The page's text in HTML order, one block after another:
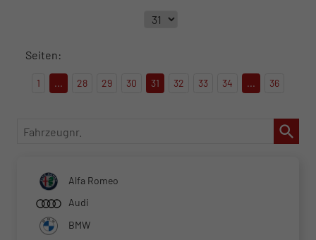
Seiten:
1 ... 28 29 30 31 32 33 34 ... 36
Fahrzeugnr.
Alfa Romeo
Audi
BMW